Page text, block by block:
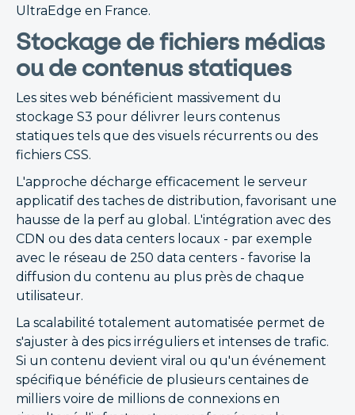
UltraEdge en France.
Stockage de fichiers médias
ou de contenus statiques
Les sites web bénéficient massivement du
stockage S3 pour délivrer leurs contenus
statiques tels que des visuels récurrents ou des
fichiers CSS.
L'approche décharge efficacement le serveur
applicatif des taches de distribution, favorisant une
hausse de la perf au global. L'intégration avec des
CDN ou des data centers locaux - par exemple
avec le réseau de 250 data centers - favorise la
diffusion du contenu au plus près de chaque
utilisateur.
La scalabilité totalement automatisée permet de
s'ajuster à des pics irréguliers et intenses de trafic.
Si un contenu devient viral ou qu'un événement
spécifique bénéficie de plusieurs centaines de
milliers voire de millions de connexions en